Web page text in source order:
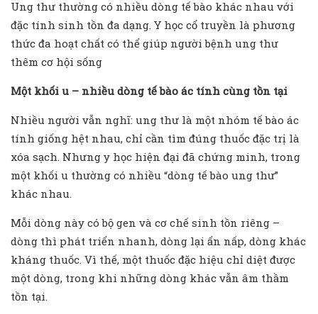
Ung thư thường có nhiều dòng tế bào khác nhau với
đặc tính sinh tồn đa dạng. Y học cổ truyền là phương
thức đa hoạt chất có thể giúp người bệnh ung thư
thêm cơ hội sống
Một khối u – nhiều dòng tếbào ác tính cùng tồn tại
Nhiều người vẫn nghĩ: ung thư là một nhóm tế bào ác
tính giống hệt nhau, chỉ cần tìm đúng thuốc đặc trị là
xóa sạch. Nhưng y học hiện đại đã chứng minh, trong
một khối u thường có nhiều “dòng tế bào ung thư”
khác nhau.
Mỗi dòng này có bộ gen và cơ chế sinh tồn riêng –
dòng thì phát triển nhanh, dòng lại ẩn nấp, dòng khác
kháng thuốc. Vì thế, một thuốc đặc hiệu chỉ diệt được
một dòng, trong khi những dòng khác vẫn âm thầm
tồn tại.